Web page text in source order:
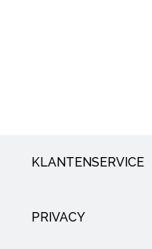
KLANTENSERVICE
PRIVACY